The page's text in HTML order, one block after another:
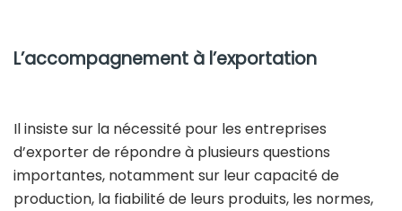
L’accompagnement à l’exportation
Il insiste sur la nécessité pour les entreprises
d’exporter de répondre à plusieurs questions
importantes, notamment sur leur capacité de
production, la fiabilité de leurs produits, les normes,